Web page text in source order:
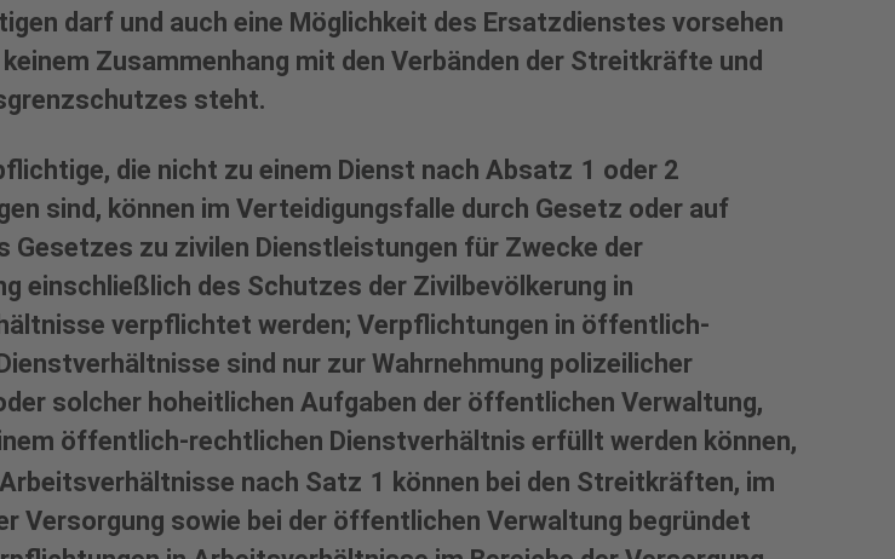
darf und auch eine Möglichkeit des Ersatzdienstes vorsehen
Zusammenhang mit den Verbänden der Streitkräfte und
steht.
die nicht zu einem Dienst nach Absatz 1 oder 2
sind, können im Verteidigungsfalle durch Gesetz oder auf
Gesetzes zu zivilen Dienstleistungen für Zwecke der
einschließlich des Schutzes der Zivilbevölkerung in
verpflichtet werden; Verpflichtungen in öffentlich-
sind nur zur Wahrnehmung polizeilicher
solcher hoheitlichen Aufgaben der öffentlichen Verwaltung,
öffentlich-rechtlichen Dienstverhältnis erfüllt werden können,
nach Satz 1 können bei den Streitkräften, im
Versorgung sowie bei der öffentlichen Verwaltung begründet